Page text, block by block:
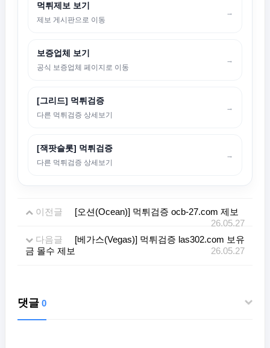
먹튀제보 보기
제보 게시판으로 이동
→
보증업체 보기
공식 보증업체 페이지로 이동
→
[그리드] 먹튀검증
다른 먹튀검증 상세보기
→
[잭팟슬롯] 먹튀검증
다른 먹튀검증 상세보기
→
이전글
[오션(Ocean)] 먹튀검증 ocb-27.com 제보
26.05.27
다음글
[베가스(Vegas)] 먹튀검증 las302.com 보유
금 몰수 제보
26.05.27
댓글 0